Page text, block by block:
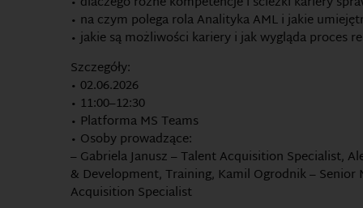
• na czym polega rola Analityka AML i jakie
• jakie są możliwości kariery i jak wygląda proces
Szczegóły:
• 02.06.2026
• 11:00–12:30
• Platforma MS Teams
• Osoby prowadzące:
– Gabriela Janusz – Talent Acquisition Specialist,
& Development, Training, Kamil Ogrodnik –
Acquisition Specialist